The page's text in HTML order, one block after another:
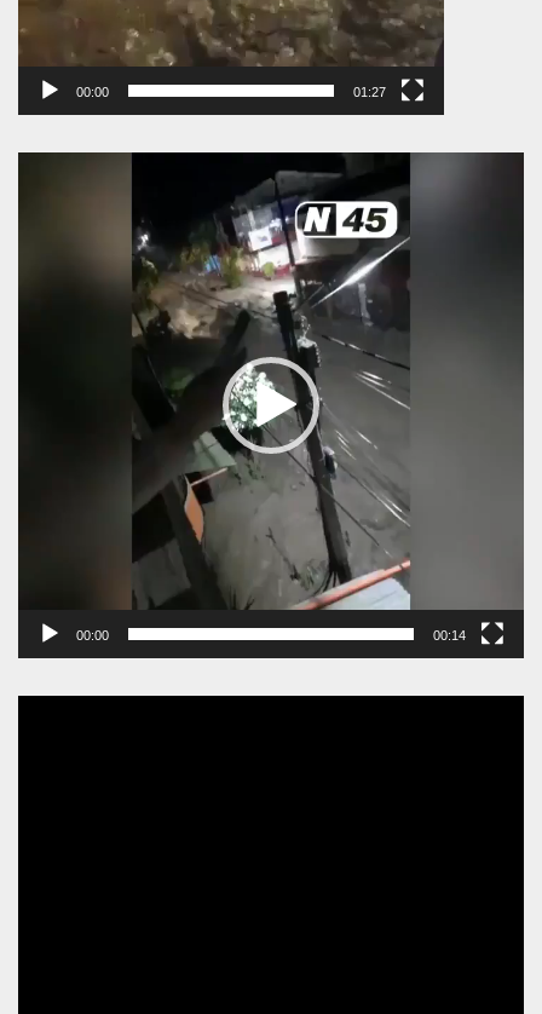
00:00 01:27
00:00 00:14